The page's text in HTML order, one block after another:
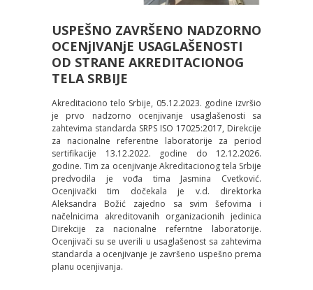
USPEŠNO ZAVRŠENO NADZORNO
OCENjIVANjE USAGLAŠENOSTI
OD STRANE AKREDITACIONOG
TELA SRBIJE
Akreditaciono telo Srbije, 05.12.2023. godine izvršio
je prvo nadzorno ocenjivanje usaglašenosti sa
zahtevima standarda SRPS ISO 17025:2017, Direkcije
za nacionalne referentne laboratorije za period
sertifikacije 13.12.2022. godine do 12.12.2026.
godine. Tim za ocenjivanje Akreditacionog tela Srbije
predvodila je vođa tima Jasmina Cvetković.
Ocenjivački tim dočekala je v.d. direktorka
Aleksandra Božić zajedno sa svim šefovima i
načelnicima akreditovanih organizacionih jedinica
Direkcije za nacionalne referntne laboratorije.
Ocenjivači su se uverili u usaglašenost sa zahtevima
standarda a ocenjivanje je završeno uspešno prema
planu ocenjivanja.